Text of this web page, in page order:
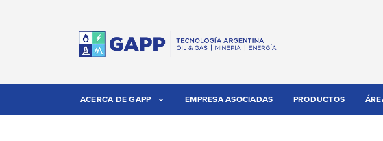
ACERCA DE GAPP EMPRESA ASOCIADAS PRODUCTOS